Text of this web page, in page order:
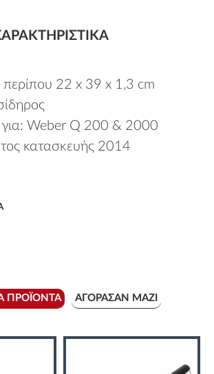
περίπου 22 x 39 x 1,3 cm
Weber Q 200 & 2000
κατασκευής 2014
ΠΡΟΪΌΝΤΑ ΑΓΌΡΑΣΑΝ ΜΑΖΊ